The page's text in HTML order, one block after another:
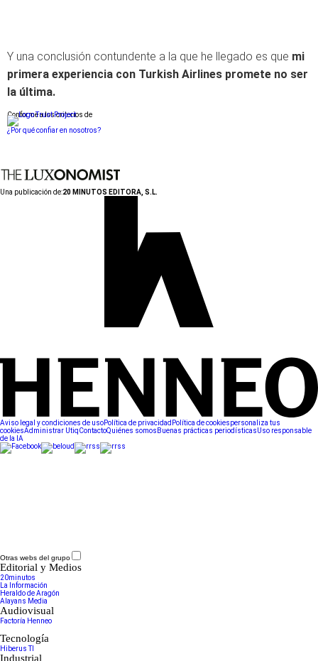
Y una conclusión contundente a la que he llegado es que mi
primera experiencia con Turkish Airlines promete no ser
la última.
Conforme a los criterios de
¿Por qué confiar en nosotros?
Una publicación de:20 MINUTOS EDITORA, S.L.
Aviso legal y condiciones de usoPolítica de privacidad Política de cookiespersonaliza tus
cookiesAdministrar UtiqContactoQuiénes somos Buenas prácticas periodísticasUso responsable
de la IA
Otras webs del grupo
Editorial y Medios
20minutos
La Información
Heraldo de Aragón
Alayans Media
Audiovisual
Factoría Henneo
Tecnología
Hiberus TI
Industrial